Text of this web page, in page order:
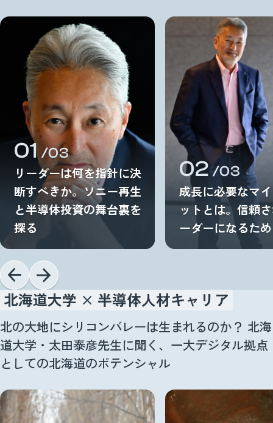
01 /03
リーダーは何を指針に決
断すべきか。ソニー再生
と半導体投資の舞台裏を
探る
02 /03
成長に必要なマ
ットとは。信頼
ーダーになるた
北海道大学 × 半導体人材キャリア
北の大地にシリコンバレーは生まれるのか？ 北海
道大学・太田泰彦先生に聞く、一大デジタル拠点
としての北海道のポテンシャル